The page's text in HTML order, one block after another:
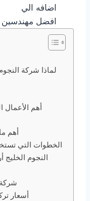
اضافه الي
افضل
لماذا شركة
أهم الأعمال
أهم
الخطوات التي
النجوم
أسعار